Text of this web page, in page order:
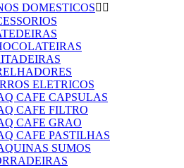
DOMESTICOS 
ELETRICOS
CAFE CAPSULAS
CAFE FILTRO
CAFE GRAO
CAFE PASTILHAS
SUMOS